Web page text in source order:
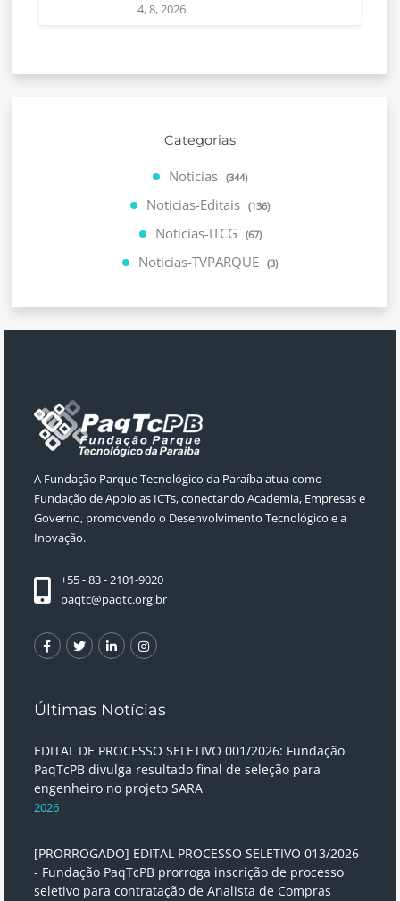
4, 8, 2026
Categorias
Noticias (344)
Noticias-Editais (136)
Noticias-ITCG (67)
Noticias-TVPARQUE (3)
A Fundação Parque Tecnológico da Paraíba atua como
Fundação de Apoio as ICTs, conectando Academia, Empresas e
Governo, promovendo o Desenvolvimento Tecnológico e a
Inovação.
+55 - 83 - 2101-9020
paqtc@paqtc.org.br
Últimas Notícias
EDITAL DE PROCESSO SELETIVO 001/2026: Fundação
PaqTcPB divulga resultado final de seleção para
engenheiro no projeto SARA
2026
[PRORROGADO] EDITAL PROCESSO SELETIVO 013/2026
- Fundação PaqTcPB prorroga inscrição de processo
seletivo para contratação de Analista de Compras